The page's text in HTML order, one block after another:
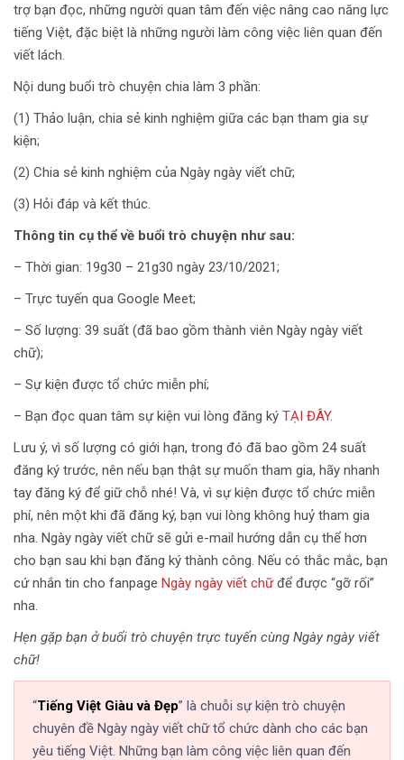
trợ bạn đọc, những người quan tâm đến việc nâng cao năng lực
tiếng Việt, đặc biệt là những người làm công việc liên quan đến
viết lách.
Nội dung buổi trò chuyện chia làm 3 phần:
(1) Thảo luận, chia sẻ kinh nghiệm giữa các bạn tham gia sự
kiện;
(2) Chia sẻ kinh nghiệm của Ngày ngày viết chữ;
(3) Hỏi đáp và kết thúc.
Thông tin cụ thể về buổi trò chuyện như sau:
– Thời gian: 19g30 – 21g30 ngày 23/10/2021;
– Trực tuyến qua Google Meet;
– Số lượng: 39 suất (đã bao gồm thành viên Ngày ngày viết
chữ);
– Sự kiện được tổ chức miễn phí;
– Bạn đọc quan tâm sự kiện vui lòng đăng ký TẠI ĐÂY.
Lưu ý, vì số lượng có giới hạn, trong đó đã bao gồm 24 suất
đăng ký trước, nên nếu bạn thật sự muốn tham gia, hãy nhanh
tay đăng ký để giữ chỗ nhé! Và, vì sự kiện được tổ chức miễn
phí, nên một khi đã đăng ký, bạn vui lòng không huỷ tham gia
nha. Ngày ngày viết chữ sẽ gửi e-mail hướng dẫn cụ thể hơn
cho bạn sau khi bạn đăng ký thành công. Nếu có thắc mắc, bạn
cứ nhắn tin cho fanpage Ngày ngày viết chữđể được “gỡ rối”
nha.
Hẹn gặp bạn ở buổi trò chuyện trực tuyến cùng Ngày ngày viết
chữ!
“Tiếng Việt Giàu và Đẹp” là chuỗi sự kiện trò chuyện
chuyên đề Ngày ngày viết chữ tổ chức dành cho các bạn
yêu tiếng Việt. Những bạn làm công việc liên quan đến